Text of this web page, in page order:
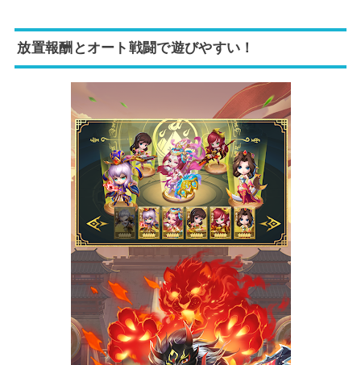
放置報酬とオート戦闘で遊びやすい！